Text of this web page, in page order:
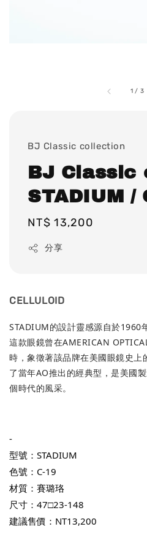
1 / 3
BJ Classic collection
BJ Classic
STADIUM /
Regular
NT$ 13,200
分享
CELLULOID
STADIUM的設計靈感源自於1960
這款眼鏡曾在AMERICAN
時，象徵著該品牌在美國眼鏡史上
了當年AO推出的經典型，是美國
個時代的風采。
-
型號：STADIUM
色號：C-19
材質：賽璐珞
尺寸：47□23-148
建議售價：NT13,200